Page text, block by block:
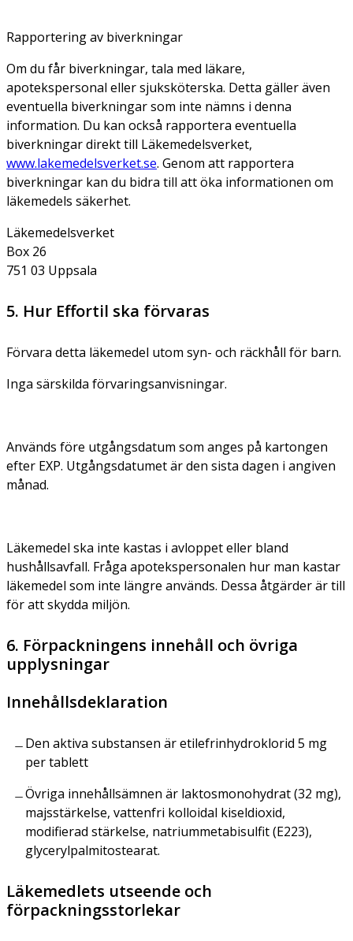
Rapportering av biverkningar
Om du får biverkningar, tala med läkare,
apotekspersonal eller sjuksköterska. Detta gäller även
eventuella biverkningar som inte nämns i denna
information. Du kan också rapportera eventuella
biverkningar direkt till Läkemedelsverket,
www.lakemedelsverket.se. Genom att rapportera
biverkningar kan du bidra till att öka informationen om
läkemedels säkerhet.
Läkemedelsverket
Box 26
751 03 Uppsala
5. Hur Effortil ska förvaras
Förvara detta läkemedel utom syn- och räckhåll för barn.
Inga särskilda förvaringsanvisningar.
Används före utgångsdatum som anges på kartongen
efter EXP. Utgångsdatumet är den sista dagen i angiven
månad.
Läkemedel ska inte kastas i avloppet eller bland
hushållsavfall. Fråga apotekspersonalen hur man kastar
läkemedel som inte längre används. Dessa åtgärder är till
för att skydda miljön.
6. Förpackningens innehåll och övriga
upplysningar
Innehållsdeklaration
Den aktiva substansen är etilefrinhydroklorid 5 mg
per tablett
Övriga innehållsämnen är laktosmonohydrat (32 mg),
majsstärkelse, vattenfri kolloidal kiseldioxid,
modifierad stärkelse, natriummetabisulfit (E223),
glycerylpalmitostearat.
Läkemedlets utseende och
förpackningsstorlekar